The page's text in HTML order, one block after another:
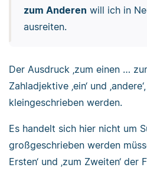
zum Anderen will ich in
ausreiten.
Der Ausdruck ‚zum einen …
Zahladjektive ‚ein‘ und
kleingeschrieben werden.
Es handelt sich hier nicht um
großgeschrieben werden
Ersten‘ und ‚zum Zweiten‘ der